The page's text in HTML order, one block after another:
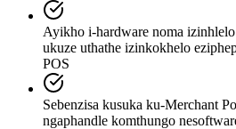
Ayikho i-hardware noma
ukuze uthathe izinkokhelo
POS
Sebenzisa kusuka ku-Merchant
ngaphandle komthungo